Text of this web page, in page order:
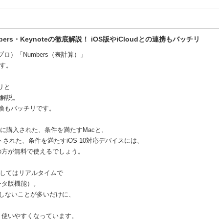
・Keynoteの徹底解説！ iOS版やiCloudとの連携もバッチリ
）「Numbers（表計算）」
。
と
説。
バッチリです。
購入された、条件を満たすMacと、
れた、条件を満たすiOS 10対応デバイスには、
が無料で使えるでしょう。
てはリアルタイムで
版機能）。
いことが多いだけに、
いやすくなっています。